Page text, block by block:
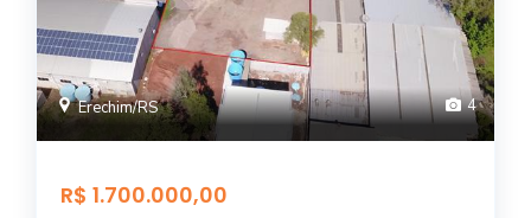
Erechim/RS 4
R$ 1.700.000,00